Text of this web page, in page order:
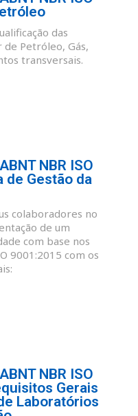
das
de Petróleo, Gás,
transversais.
NBR ISO
de Gestão da
colaboradores no
de um
com base nos
9001:2015 com os
NBR ISO
Gerais
Laboratórios